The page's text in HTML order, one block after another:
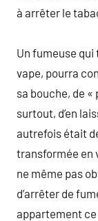
à arrêter le
Un fumeuse qui
vape, pourra
sa bouche, de
surtout, d’en
autrefois était
transformée en
ne même pas
d’arrêter de
appartement ce